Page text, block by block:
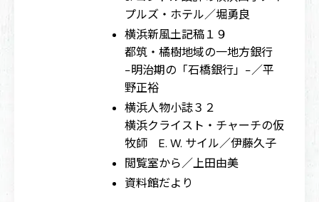
プルズ・ホテル／堀勇良
横浜新風土記稿１９
都筑・橘樹地域の一地方銀行
−明治期の「石橋銀行」−／平
野正裕
横浜人物小誌３２
横浜クライスト・チャーチの仮
牧師 E. W. サイル／伊藤久子
閲覧室から／上田由美
資料館だより